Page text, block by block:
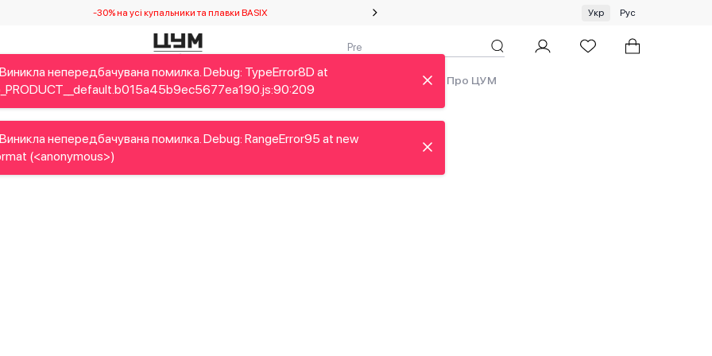
-30% на усі купальники та плавки BASIX Спеціальна пропозиція на одяг та хустки ЦУМ by GUNIA
Укр Рус
Дітям Home&Gifts Українські дизайнери Краса Аутлет Про ЦУМ
непередбачувана помилка. Debug: TypeError8D at
непередбачувана помилка. Debug: RangeError95 at new
(<anonymous>)